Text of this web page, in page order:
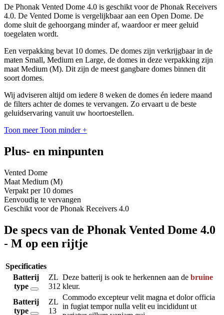
De Phonak Vented Dome 4.0 is geschikt voor de Phonak Receivers
4.0. De Vented Dome is vergelijkbaar aan een Open Dome. De
dome sluit de gehoorgang minder af, waardoor er meer geluid
toegelaten wordt.
Een verpakking bevat 10 domes. De domes zijn verkrijgbaar in de
maten Small, Medium en Large, de domes in deze verpakking zijn
maat Medium (M). Dit zijn de meest gangbare domes binnen dit
soort domes.
Wij adviseren altijd om iedere 8 weken de domes én iedere maand
de filters achter de domes te vervangen. Zo ervaart u de beste
geluidservaring vanuit uw hoortoestellen.
Toon meer Toon minder +
Plus- en minpunten
Vented Dome
Maat Medium (M)
Verpakt per 10 domes
Eenvoudig te vervangen
Geschikt voor de Phonak Receivers 4.0
De specs van de Phonak Vented Dome 4.0
- M op een rijtje
Specificaties
Batterij
type
ZL
312
Deze batterij is ook te herkennen aan de bruine
kleur.
Batterij
type
ZL
13
Commodo excepteur velit magna et dolor officia
in fugiat tempor nulla velit eu incididunt ut